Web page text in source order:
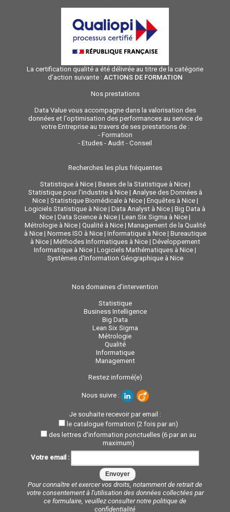
La certification qualité a été délivrée au titre de la catégorie
d'action suivante : ACTIONS DE FORMATION
Nos prestations
Data Value vous accompagne dans la valorisation des
données et l'optimisation des performances au service de
votre Entreprise au travers de ses prestations de :
- Formation
- Etudes - Audit - Conseil
Recherches les plus fréquentes
Statistique à Nice| Bases de la Statistique à Nice|
Statistique pour l'industrie à Nice| Analyse des Données à
Nice| Statistique Biomédicale à Nice| Enquêtes à Nice|
Logiciels Statistique à Nice | Data Analyst à Nice | Big Data à
Nice | Data Science à Nice | Lean Six Sigma à Nice |
Métrologie à Nice| Qualité à Nice| Management de la Qualité
à Nice| Normes ISO à Nice| Informatique à Nice| Bureautique
à Nice| Méthodes Informatiques à Nice| Développement
Informatique à Nice | Logiciels Mathématiques à Nice |
Systèmes d'Information Géographique à Nice
Nos domaines d'intervention
Statistique
Business Intelligence
Big Data
Lean Six Sigma
Métrologie
Qualité
Informatique
Management
Restez informé(e)
Nous suivre :
Je souhaite recevoir par email :
le catalogue formation (2 fois par an)
des lettres d'information ponctuelles (6 par an au
maximum)
Votre email :
Pour connaître et exercer vos droits, notamment de retrait de
votre consentement à l'utilisation des données collectées par
ce formulaire, veuillez consulter notre politique de
confidentialité